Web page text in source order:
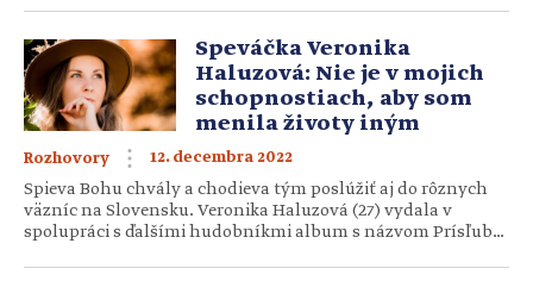
päťdesiat rokov. Sieť malých spoločenstiev, ktoré rozbiehal,
sa postupne rozšírila na celoslovenské hnutie a početné
spoločenstvá, ktoré […]Speváčka Veronika
Haluzová: Nie je v mojich
schopnostiach, aby som
menila životy iným
Rozhovory 12. decembra 2022
Spieva Bohu chvály a chodieva tým poslúžiť aj do rôznych
väzníc na Slovensku. Veronika Haluzová (27) vydala v
spolupráci s ďalšími hudobníkmi album s názvom Prísľub
neistých časoch? A čo pomáha Veronike, aby ju neovládal